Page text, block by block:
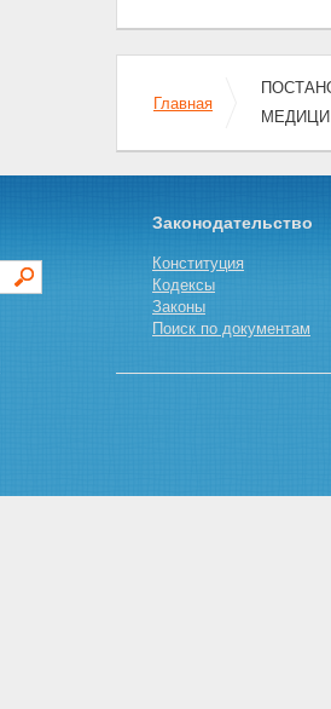
Главная
Законодательство
Конституция
Кодексы
Законы
Поиск по документам